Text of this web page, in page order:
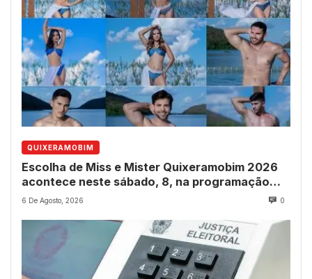
QUIXERAMOBIM
Escolha de Miss e Mister Quixeramobim 2026
acontece neste sábado, 8, na programação
dos 237 anos do município
6 De Agosto, 2026 0